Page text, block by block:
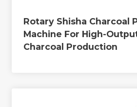
Rotary Shisha Charcoal
Machine For High-
Charcoal Production